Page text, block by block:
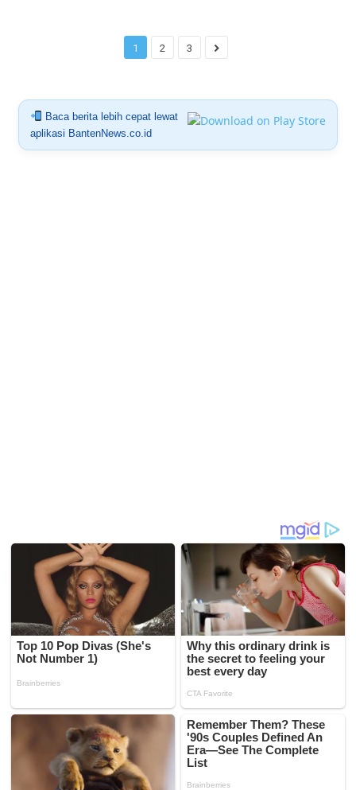
1 2 3
Baca berita lebih cepat lewat
aplikasi BantenNews.co.id